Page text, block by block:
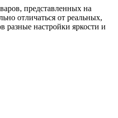
представленных на
отличаться от реальных,
разные настройки яркости и